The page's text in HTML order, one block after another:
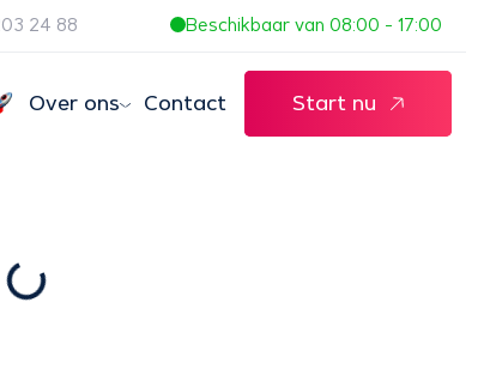
24 88 Beschikbaar van 08:00 - 17:00
Over ons Contact Start nu